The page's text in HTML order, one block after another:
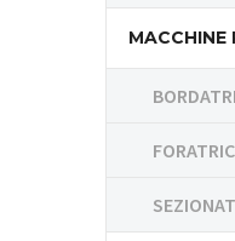
MACCHINE